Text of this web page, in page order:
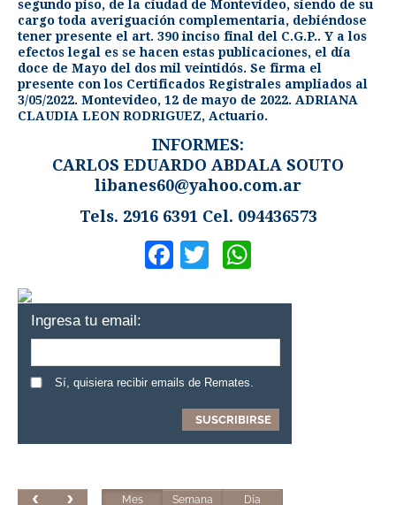
segundo piso, de la ciudad de Montevideo, siendo de su
cargo toda averiguación complementaria, debiéndose
tener presente el art. 390 inciso final del C.G.P.. Y a los
efectos legal es se hacen estas publicaciones, el día
doce de Mayo del dos mil veintidós. Se firma el
presente con los Certificados Registrales ampliados al
3/05/2022. Montevideo, 12 de mayo de 2022. ADRIANA
CLAUDIA LEON RODRIGUEZ, Actuario.
INFORMES:
CARLOS EDUARDO ABDALA SOUTO
libanes60@yahoo.com.ar
Tels. 2916 6391 Cel. 094436573
Facebook
Twitter
Ingresa tu email:
Sí, quisiera recibir emails de Remates.
Mes Semana Día